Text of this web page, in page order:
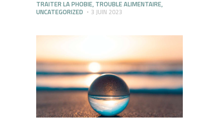
TRAITER LA PHOBIE, TROUBLE ALIMENTAIRE,
UNCATEGORIZED
3 JUIN 2023